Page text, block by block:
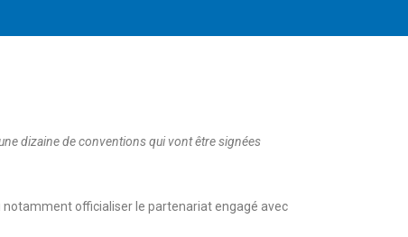
dizaine de conventions qui vont être signées
notamment officialiser le partenariat engagé avec